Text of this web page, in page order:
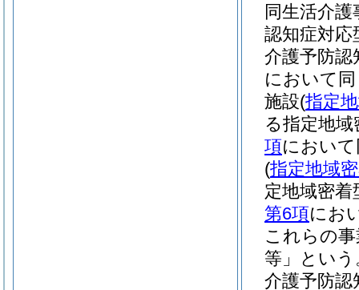
同生活介
認知症対応
介護予防認
において
施設(指定
る指定地
項におい
(指定地域
定地域密
第6項にお
これらの
等」という
介護予防認